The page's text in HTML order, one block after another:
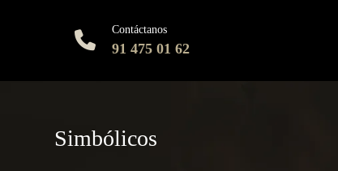
Contáctanos
91 475 01 62
Simbólicos